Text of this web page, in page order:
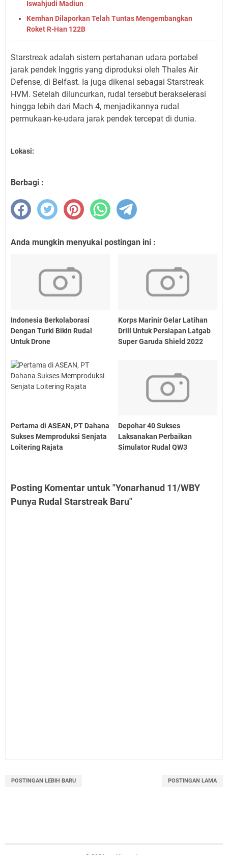
Iswahjudi Madiun
Kemhan Dilaporkan Telah Tuntas Mengembangkan
Roket R-Han 122B
Starstreak adalah sistem pertahanan udara portabel
jarak pendek Inggris yang diproduksi oleh Thales Air
Defense, di Belfast. Ia juga dikenal sebagai Starstreak
HVM. Setelah diluncurkan, rudal tersebut berakselerasi
hingga lebih dari Mach 4, menjadikannya rudal
permukaan-ke-udara jarak pendek tercepat di dunia.
Lokasi:
Berbagi :
Anda mungkin menyukai postingan ini :
Indonesia Berkolaborasi
Dengan Turki Bikin Rudal
Untuk Drone
Korps Marinir Gelar Latihan
Drill Untuk Persiapan Latgab
Super Garuda Shield 2022
Pertama di ASEAN, PT Dahana
Sukses Memproduksi Senjata
Loitering Rajata
Depohar 40 Sukses
Laksanakan Perbaikan
Simulator Rudal QW3
Posting Komentar untuk "Yonarhanud 11/WBY
Punya Rudal Starstreak Baru"
POSTINGAN LEBIH BARU POSTINGAN LAMA